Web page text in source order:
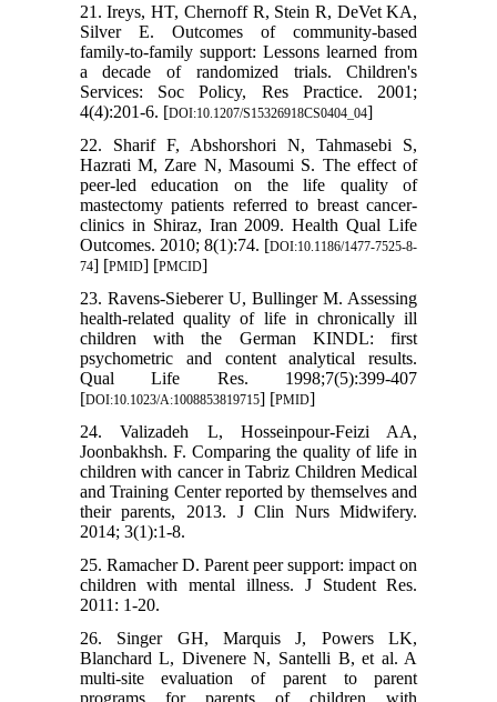
21. Ireys, HT, Chernoff R, Stein R, DeVet KA,
Silver E. Outcomes of community-based
family-to-family support: Lessons learned from
a decade of randomized trials. Children's
Services: Soc Policy, Res Practice. 2001;
4(4):201-6. [DOI:10.1207/S15326918CS0404_04]
22. Sharif F, Abshorshori N, Tahmasebi S,
Hazrati M, Zare N, Masoumi S. The effect of
peer-led education on the life quality of
mastectomy patients referred to breast cancer-
clinics in Shiraz, Iran 2009. Health Qual Life
Outcomes. 2010; 8(1):74. [DOI:10.1186/1477-7525-8-
74] [PMID] [PMCID]
23. Ravens-Sieberer U, Bullinger M. Assessing
health-related quality of life in chronically ill
children with the German KINDL: first
psychometric and content analytical results.
Qual Life Res. 1998;7(5):399-407
[DOI:10.1023/A:1008853819715] [PMID]
24. Valizadeh L, Hosseinpour-Feizi AA,
Joonbakhsh. F. Comparing the quality of life in
children with cancer in Tabriz Children Medical
and Training Center reported by themselves and
their parents, 2013. J Clin Nurs Midwifery.
2014; 3(1):1-8.
25. Ramacher D. Parent peer support: impact on
children with mental illness. J Student Res.
2011: 1-20.
26. Singer GH, Marquis J, Powers LK,
Blanchard L, Divenere N, Santelli B, et al. A
multi-site evaluation of parent to parent
programs for parents of children with